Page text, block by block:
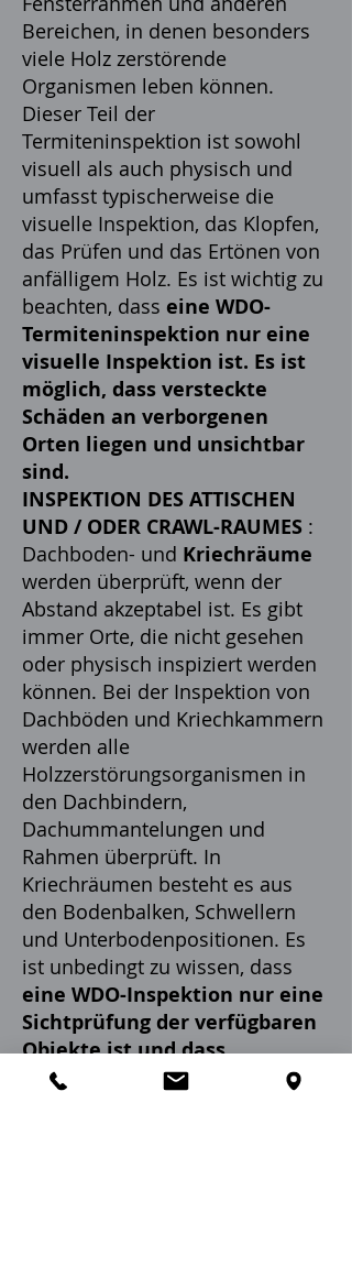
Bereichen, in denen besonders
viele Holz zerstörende
Organismen leben können.
Dieser Teil der
Termiteninspektion ist sowohl
visuell als auch physisch und
umfasst typischerweise die
visuelle Inspektion, das Klopfen,
das Prüfen und das Ertönen von
anfälligem Holz. Es ist wichtig zu
beachten, dass eine WDO-
Termiteninspektion nur eine
visuelle Inspektion ist. Es ist
möglich, dass versteckte
Schäden an verborgenen
Orten liegen und unsichtbar
sind.
INSPEKTION DES ATTISCHEN
UND / ODER CRAWL-RAUMES :
Dachboden- und Kriechräume
werden überprüft, wenn der
Abstand akzeptabel ist. Es gibt
immer Orte, die nicht gesehen
oder physisch inspiziert werden
können. Bei der Inspektion von
Dachböden und Kriechkammern
werden alle
Holzzerstörungsorganismen in
den Dachbindern,
Dachummantelungen und
Rahmen überprüft. In
Kriechräumen besteht es aus
den Bodenbalken, Schwellern
und Unterbodenpositionen. Es
ist unbedingt zu wissen, dass
eine WDO-Inspektion nur eine
Sichtprüfung der verfügbaren
Objekte ist und dass
möglicherweise versteckte